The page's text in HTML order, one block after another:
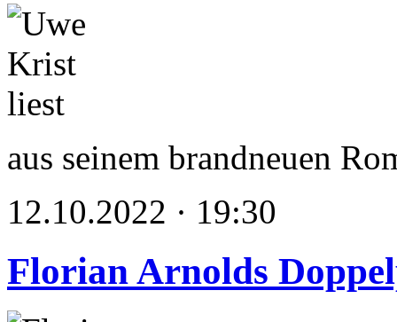
aus seinem brandneuen
12.10.2022 · 19:30
Florian Arnolds